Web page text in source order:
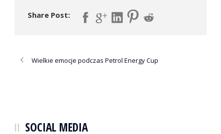
Share Post:
Wielkie emocje podczas Petrol Energy Cup
SOCIAL MEDIA